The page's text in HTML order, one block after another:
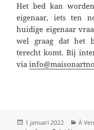
Het bed kan
eigenaar, iets ten
huidige eigenaar
wel graag dat het
terecht komt. Bij
via
Geplaatst
1 januari 2022 À